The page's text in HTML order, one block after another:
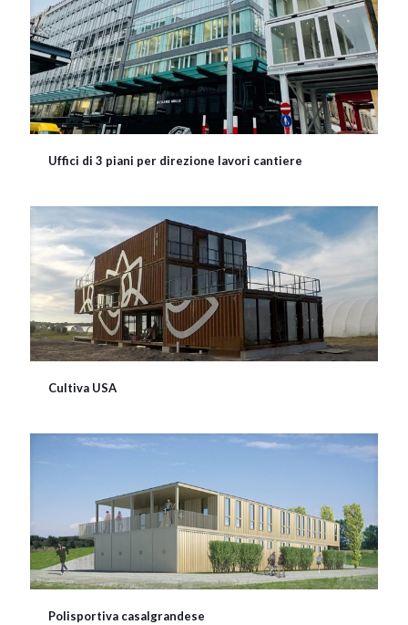
Uffici di 3 piani per direzione lavori cantiere
Cultiva USA
Polisportiva casalgrandese